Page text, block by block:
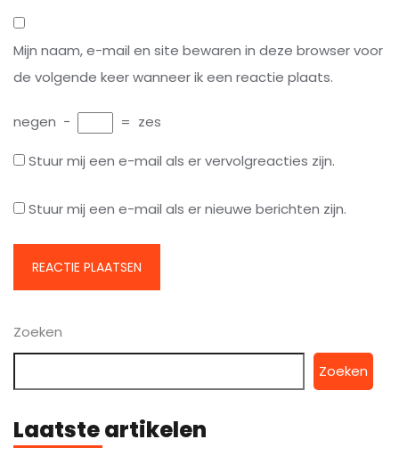
Mijn naam, e-mail en site bewaren in deze browser voor
de volgende keer wanneer ik een reactie plaats.
negen − = zes
Stuur mij een e-mail als er vervolgreacties zijn.
Stuur mij een e-mail als er nieuwe berichten zijn.
Zoeken
Zoeken
Laatste artikelen